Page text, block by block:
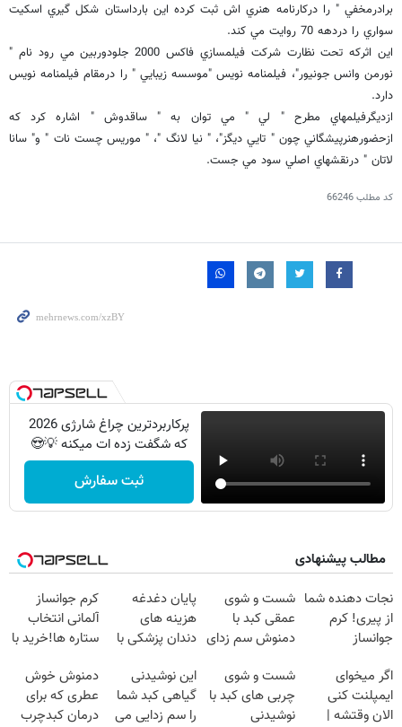
برادرمخفي " را دركارنامه هنري اش ثبت كرده اين بارداستان شكل گيري اسكيت
سواري را دردهه 70 روايت مي كند.
اين اثركه تحت نظارت شركت فيلمسازي فاكس 2000 جلودوربين مي رود نام "
نورمن وانس جونيور"، فيلمنامه نويس "موسسه زيبايي " را درمقام فيلمنامه نويس
دارد.
ازديگرفيلمهاي مطرح " لي " مي توان به " ساقدوش " اشاره كرد كه
ازحضورهنرپيشگاني چون " تايي ديگز"، " نيا لانگ "، " موريس چست نات " و" سانا
لاتان " درنقشهاي اصلي سود مي جست.
کد مطلب66246
پرکاربردترین چراغ شارژی 2026
که شگفت زده ات میکنه 💡😍
ثبت سفارش
مطالب پیشنهادی
نجات دهنده شما
از پیری! کرم
جوانساز
شست و شوی
عمقی کبد با
دمنوش سم زدای
پایان دغدغه
هزینه های
دندان پزشکی با
خانگی
کرم جوانساز
آلمانی انتخاب
ستاره ها!خرید با
اگر میخوای
ایمپلنت کنی
الان وقتشه |
شست و شوی
چربی های کبد با
نوشیدنی
این نوشیدنی
گیاهی کبد شما
را سم زدایی می
دمنوش خوش
عطری که برای
درمان کبدچرب